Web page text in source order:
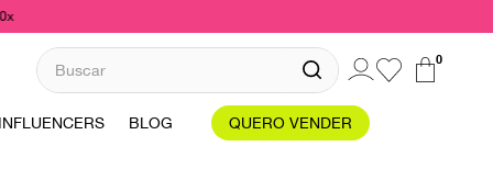
Buscar 0
BLOG QUERO VENDER